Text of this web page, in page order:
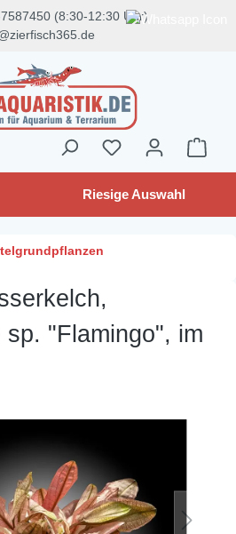
7587450 (8:30-12:30 Uhr)
Riesige Auswahl
"Flamingo", im